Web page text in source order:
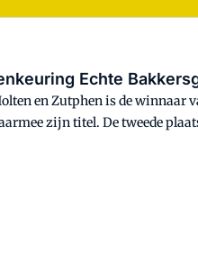
Echte
en Zutphen is de winnaar
zijn titel. De tweede